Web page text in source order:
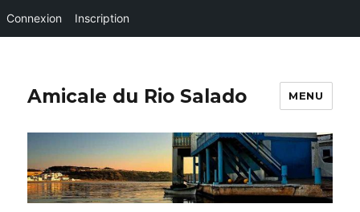
Connexion Inscription
Amicale du Rio Salado MENU